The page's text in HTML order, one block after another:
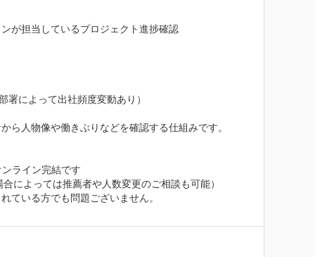
が担当しているプロジェクト進捗確認
によって出社頻度変動あり）
ら人物像や働きぶりなどを確認する仕組みです。
ライン完結です
によっては推薦者や人数変更のご相談も可能）
ている方でも問題ございません。